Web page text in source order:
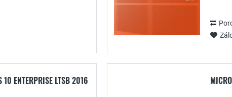
10 ENTERPRISE LTSB 2016